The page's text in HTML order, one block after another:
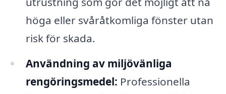
höga eller svåråtkomliga fönster utan
risk för skada.
Användning av miljövänliga
rengöringsmedel: Professionella